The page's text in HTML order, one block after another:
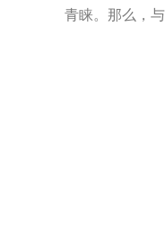
青睐。那么，